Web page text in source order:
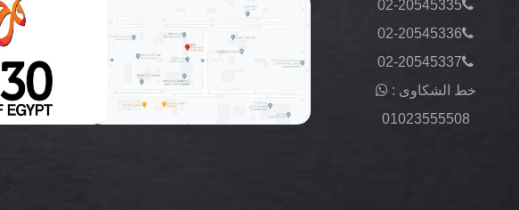
02-20545335
02-20545336
02-20545337
خط الشكاوى :
01023555508